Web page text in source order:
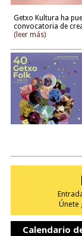
Getxo Kultura ha
convocatoria de
(leer más)
Únete
Calendario